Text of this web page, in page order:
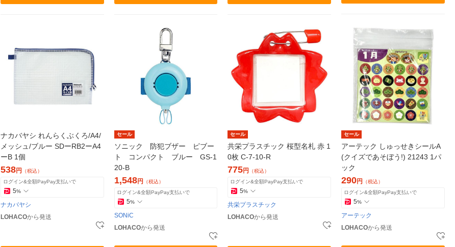
ナカバヤシ れんらくぶくろ/A4/
メッシュ/ブルー SDーRB2ーA4
ーB 1個
538円
（税込）
ログイン&全額PayPay支払いで
5%
ナカバヤシ
LOHACOから発送
セール
ソニック 防犯ブザー ピブー
ト コンパクト ブルー GS-1
20-B
1,548円
（税込）
ログイン&全額PayPay支払いで
5%
SONiC
LOHACOから発送
セール
共栄プラスチック 桜型名札 赤 1
0枚 C-7-10-R
775円
（税込）
ログイン&全額PayPay支払いで
5%
共栄プラスチック
LOHACOから発送
セール
アーテック しゅっせきシールA
(クイズであそぼう!) 21243 1パ
ック
290円
（税込）
ログイン&全額PayPay支払いで
5%
アーテック
LOHACOから発送